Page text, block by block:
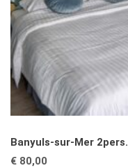
Banyuls-sur-Mer 2pers.
€ 80,00